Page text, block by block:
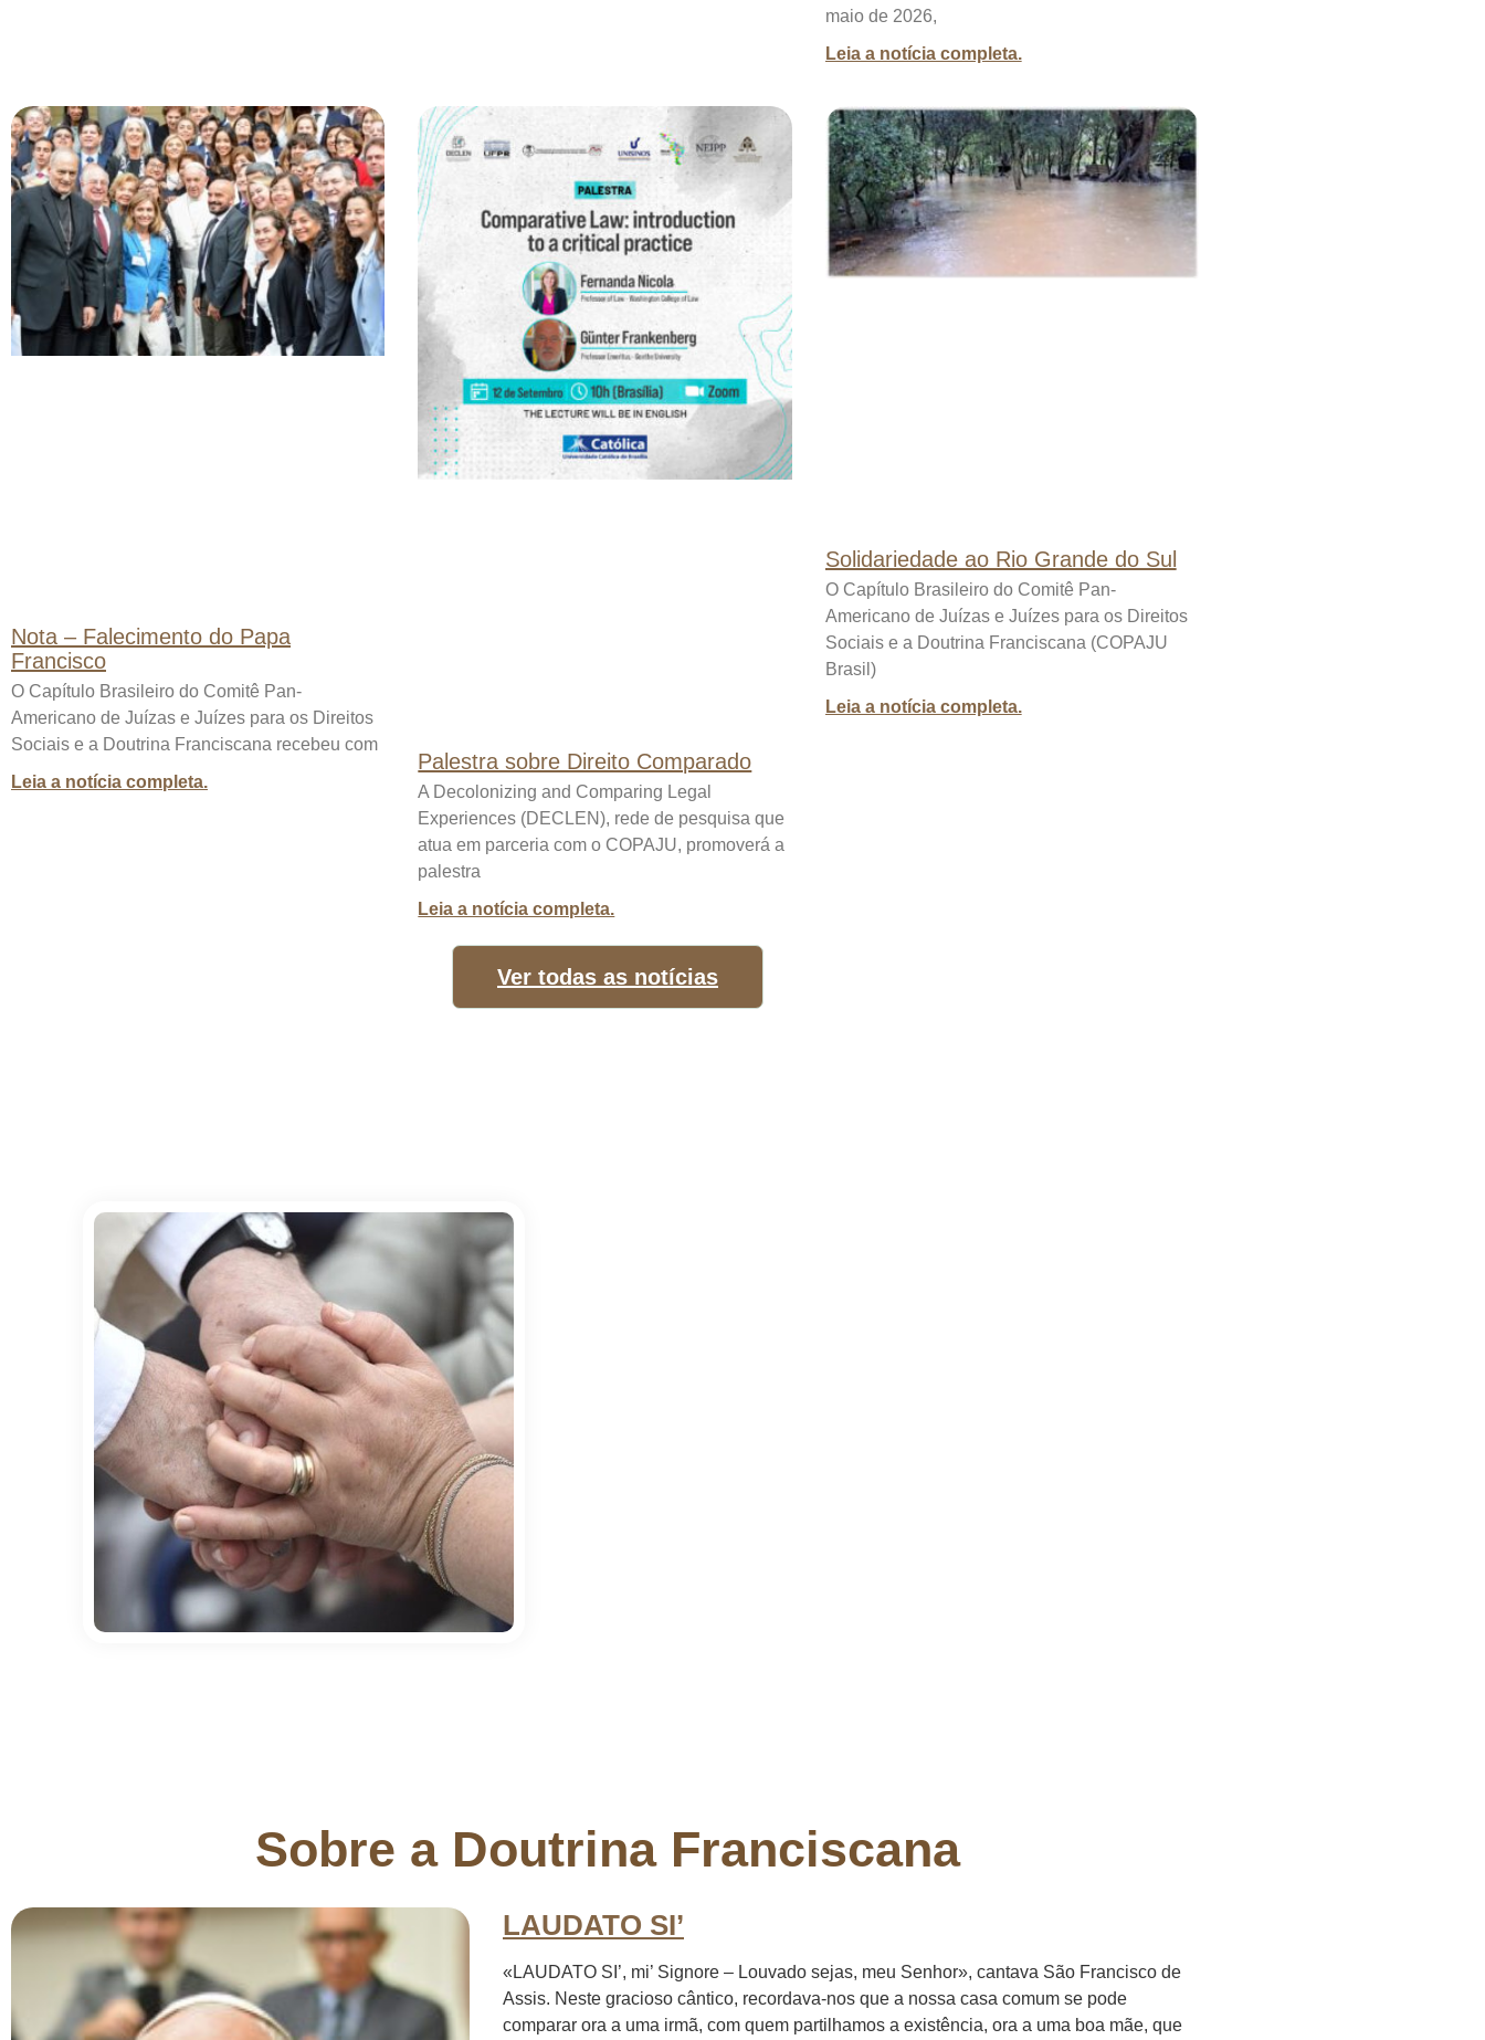
maio de 2026,
Leia a notícia completa.
Nota – Falecimento do Papa
Francisco
O Capítulo Brasileiro do Comitê Pan-
Americano de Juízas e Juízes para os Direitos
Sociais e a Doutrina Franciscana recebeu com
Leia a notícia completa.
Palestra sobre Direito Comparado
A Decolonizing and Comparing Legal
Experiences (DECLEN), rede de pesquisa que
atua em parceria com o COPAJU, promoverá a
palestra
Leia a notícia completa.
Solidariedade ao Rio Grande do Sul
O Capítulo Brasileiro do Comitê Pan-
Americano de Juízas e Juízes para os Direitos
Sociais e a Doutrina Franciscana (COPAJU
Brasil)
Leia a notícia completa.
Ver todas as notícias
Sobre a Doutrina Franciscana
LAUDATO SI’
«LAUDATO SI’, mi’ Signore – Louvado sejas, meu Senhor», cantava São Francisco de
Assis. Neste gracioso cântico, recordava-nos que a nossa casa comum se pode
comparar ora a uma irmã, com quem partilhamos a existência, ora a uma boa mãe, que